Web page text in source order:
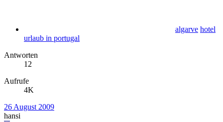
algarve hotel
urlaub in portugal
Antworten
12
Aufrufe
4K
26 August 2009
hansi